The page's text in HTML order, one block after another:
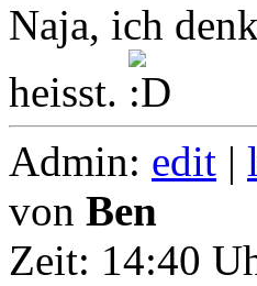
Naja, ich
heisst.
Admin: edit |
von Ben
Zeit: 14:40